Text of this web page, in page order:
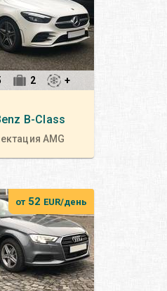
B-Class
AMG
2 +
от 52 EUR/день